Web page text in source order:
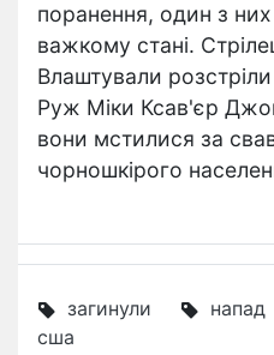
поранення, один з
важкому стані.
Влаштували
Руж Міки Ксав'єр
вони мстилися за
чорношкірого
загинули напад
сша